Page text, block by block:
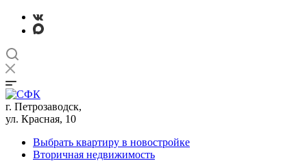
г. Петрозаводск,
ул. Красная, 10
Выбрать квартиру в новостройке
Вторичная недвижимость